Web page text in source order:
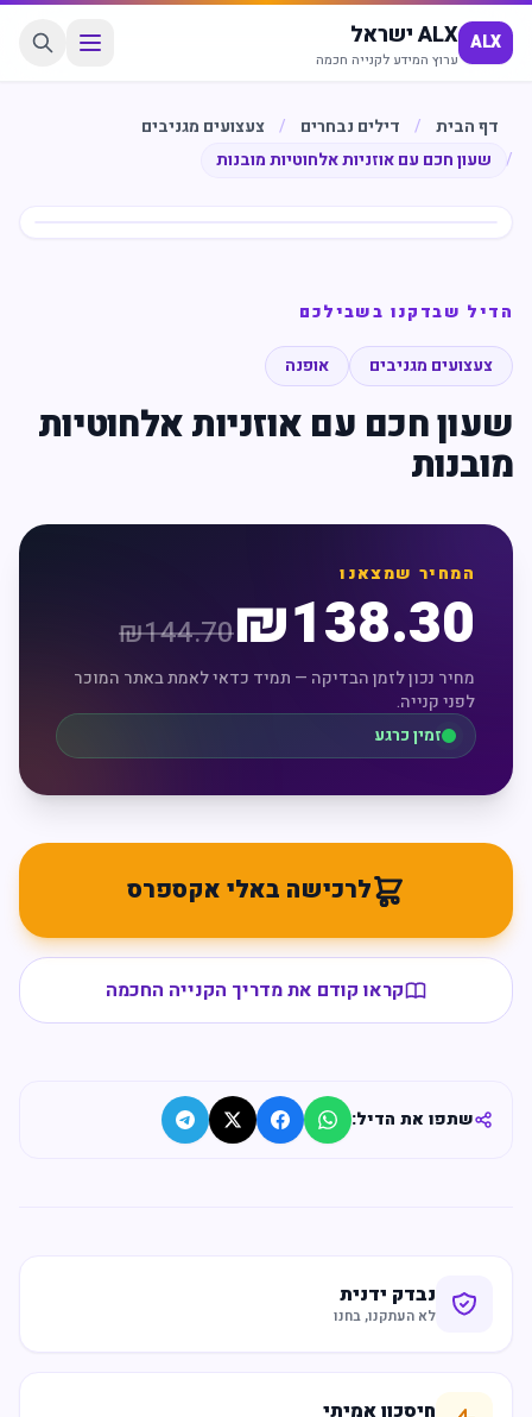
ALX ALX ישראל
ערוץ המידע לקנייה חכמה
דף הבית / דילים נבחרים / צעצועים מגניבים
/
שעון חכם עם אוזניות אלחוטיות מובנות
הדיל שבדקנו בשבילכם
צעצועים מגניבים אופנה
שעון חכם עם אוזניות אלחוטיות
מובנות
המחיר שמצאנו
₪138.30
₪144.70
מחיר נכון לזמן הבדיקה — תמיד כדאי לאמת באתר המוכר
לפני קנייה.
זמין כרגע
לרכישה באלי אקספרס
קראו קודם את מדריך הקנייה החכמה
שתפו את הדיל:
נבדק ידנית
לא העתקנו, בחנו
חיסכון אמיתי